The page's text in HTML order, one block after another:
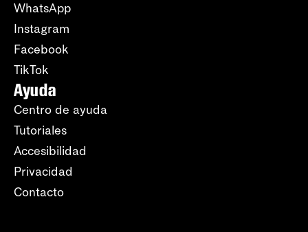
WhatsApp
Instagram
Facebook
TikTok
Ayuda
Centro de ayuda
Tutoriales
Accesibilidad
Privacidad
Contacto